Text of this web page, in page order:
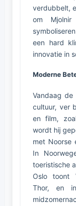
verdubbelt,
om
een hard
innovatie in
Moderne
Vandaag
cultuur, ver
en film,
wordt hij
met Noorse
In
toeristische
Oslo toont
Thor, en